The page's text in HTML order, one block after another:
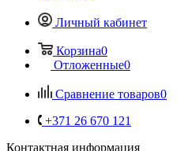
Личный кабинет
Корзина0
Отложенные0
Сравнение товаров0
+371 26 670 121
Контактная информация